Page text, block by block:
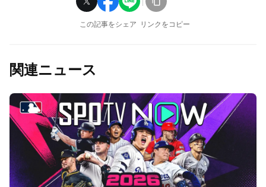
この記事をシェア リンクをコピー
関連ニュース